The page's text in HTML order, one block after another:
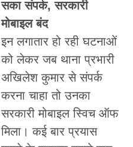
सका संपर्क, सरकारी
मोबाइल बंद
इन लगातार हो रही घटनाओं
को लेकर जब थाना प्रभारी
अखिलेश कुमार से संपर्क
करना चाहा तो उनका
सरकारी मोबाइल स्विच ऑफ
मिला। कई बार प्रयास